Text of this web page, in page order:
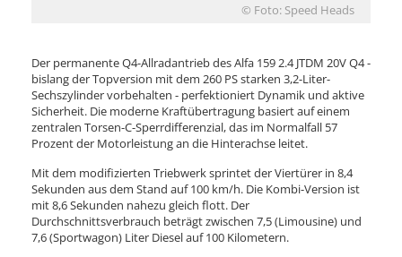
© Foto: Speed Heads
Der permanente Q4-Allradantrieb des Alfa 159 2.4 JTDM 20V Q4 -
bislang der Topversion mit dem 260 PS starken 3,2-Liter-
Sechszylinder vorbehalten - perfektioniert Dynamik und aktive
Sicherheit. Die moderne Kraftübertragung basiert auf einem
zentralen Torsen-C-Sperrdifferenzial, das im Normalfall 57
Prozent der Motorleistung an die Hinterachse leitet.
Mit dem modifizierten Triebwerk sprintet der Viertürer in 8,4
Sekunden aus dem Stand auf 100 km/h. Die Kombi-Version ist
mit 8,6 Sekunden nahezu gleich flott. Der
Durchschnittsverbrauch beträgt zwischen 7,5 (Limousine) und
7,6 (Sportwagon) Liter Diesel auf 100 Kilometern.